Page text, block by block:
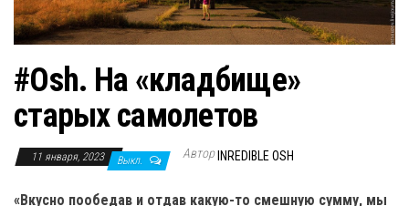
а
#Osh. На «кладбище»
старых самолетов
11 января, 2023 Выкл. АвторINREDIBLE OSH
«Вкусно пообедав и отдав какую-то смешную сумму, мы